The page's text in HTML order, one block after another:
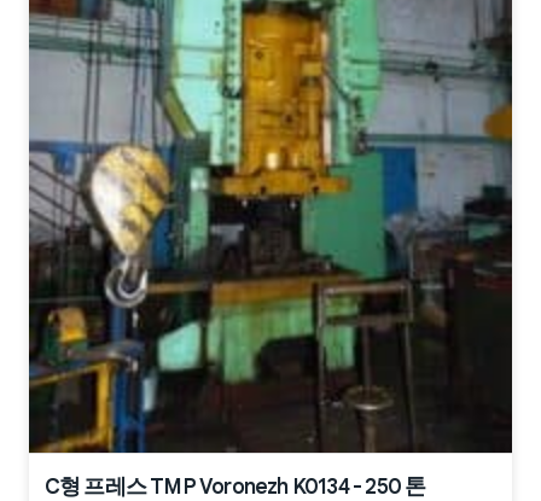
C형 프레스 TMP Voronezh K0134 - 250 톤